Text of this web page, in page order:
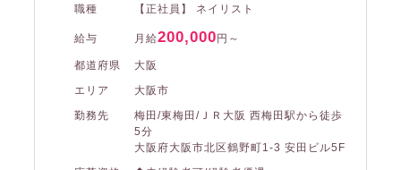
職種 【正社員】 ネイリスト
給与 月給200,000 円～
都道府県
大阪
エリア
大阪市
勤務先
梅田/東梅田/ＪＲ大阪 西梅田駅から徒歩
5分
大阪府大阪市北区鶴野町1-3 安田ビル5F